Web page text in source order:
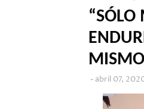
abril 07,